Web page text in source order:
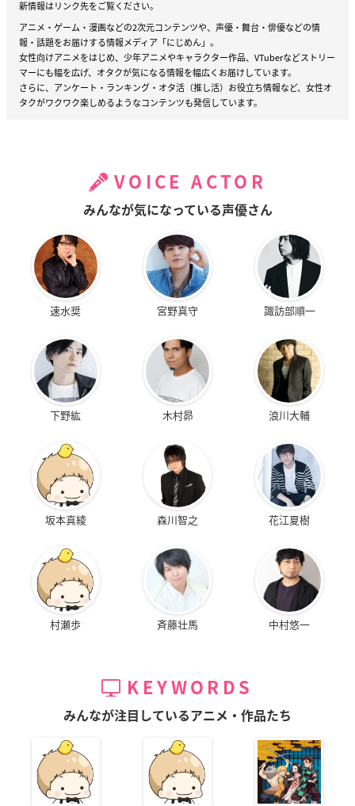
新情報はリンク先をご覧ください。
アニメ・ゲーム・漫画などの2次元コンテンツや、声優・舞台・俳優などの情
報・話題をお届けする情報メディア「にじめん」。
女性向けアニメをはじめ、少年アニメやキャラクター作品、VTuberなどストリー
マーにも幅を広げ、オタクが気になる情報を幅広くお届けしています。
さらに、アンケート・ランキング・オタ活（推し活）お役立ち情報など、女性オ
タクがワクワク楽しめるようなコンテンツも発信しています。
VOICE ACTOR
みんなが気になっている声優さん
速水奨 宮野真守 諏訪部順一
下野紘 木村昴 浪川大輔
坂本真綾 森川智之 花江夏樹
村瀬歩 斉藤壮馬 中村悠一
KEYWORDS
みんなが注目しているアニメ・作品たち